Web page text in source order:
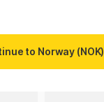
96 KRto Norway (NOK)